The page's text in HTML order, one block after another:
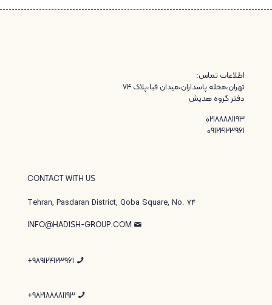
اطلاعات تماس:
تهران،محله پاسداران،میدان قبا،پلاک ۷۴
دفتر گروه هدیش
02188881193
09124123961
CONTACT WITH US
Tehran, Pasdaran District, Qoba Square, No. 74